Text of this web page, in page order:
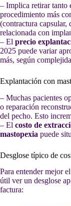
– Implica retirar tanto
procedimiento más
(contractura capsular,
relacionada con
– El precio
2025 puede variar
más, según
Explantación con
– Muchas pacientes
o reparación
del pecho. Esto
– El costo de
mastopexia puede
Desglose típico de
Para entender mejor el
útil ver un desglose
factura: